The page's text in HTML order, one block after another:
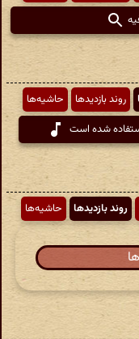
روند بازدیدها
حاشیه‌ها
شده است
روند بازدیدها حاشیه‌ها